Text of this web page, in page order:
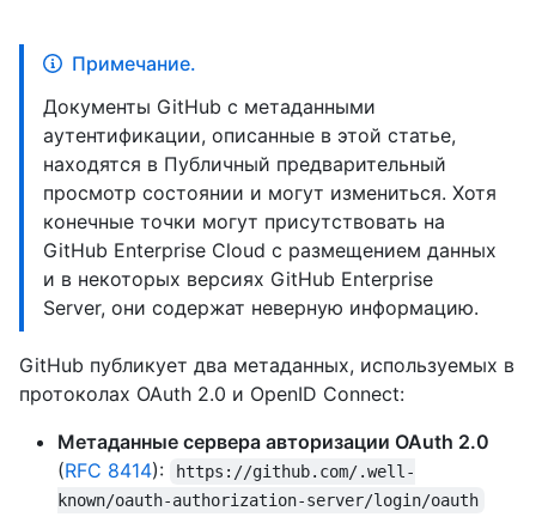
Примечание.
Документы GitHub с метаданными
аутентификации, описанные в этой статье,
находятся в Публичный предварительный
просмотр состоянии и могут измениться. Хотя
конечные точки могут присутствовать на
GitHub Enterprise Cloud с размещением данных
и в некоторых версиях GitHub Enterprise
Server, они содержат неверную информацию.
GitHub публикует два метаданных, используемых в
протоколах OAuth 2.0 и OpenID Connect:
Метаданные сервера авторизации OAuth 2.0
(RFC 8414):
https://github.com/.well-
known/oauth-authorization-server/login/oauth